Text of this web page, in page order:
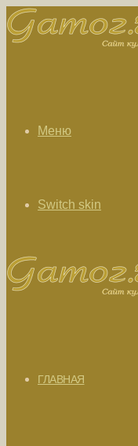
Меню
Switch skin
ГЛАВНАЯ